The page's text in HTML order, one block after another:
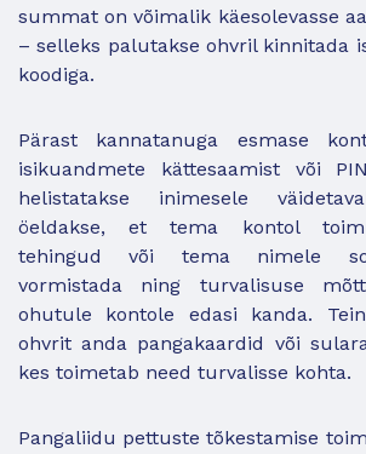
summat on võimalik käesolevasse
– selleks palutakse ohvril kinnitada
koodiga.
Pärast kannatanuga esmase
isikuandmete kättesaamist või
helistatakse inimesele
öeldakse, et tema kontol
tehingud või tema nimele
vormistada ning turvalisuse
ohutule kontole edasi kanda.
ohvrit anda pangakaardid või
kes toimetab need turvalisse kohta.
Pangaliidu pettuste tõkestamise